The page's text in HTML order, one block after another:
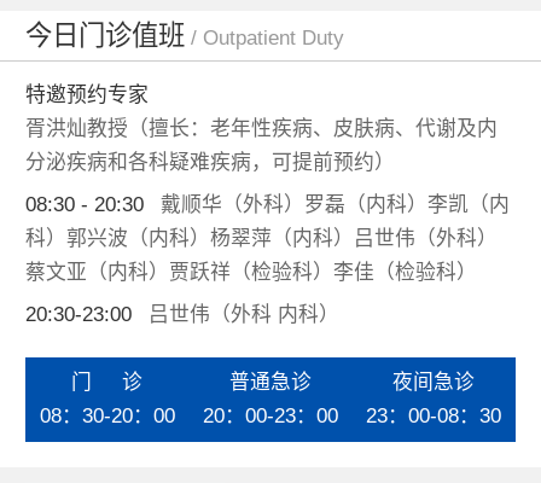
今日门诊值班 / Outpatient Duty
特邀预约专家
胥洪灿教授（擅长：老年性疾病、皮肤病、代谢及内
分泌疾病和各科疑难疾病，可提前预约）
08:30 - 20:30
戴顺华（外科）罗磊（内科）李凯（内
科）郭兴波（内科）杨翠萍（内科）吕世伟（外科）
蔡文亚（内科）贾跃祥（检验科）李佳（检验科）
20:30-23:00
吕世伟（外科 内科）
门 诊
08：30-20：00
普通急诊
20：00-23：00
夜间急诊
23：00-08：30